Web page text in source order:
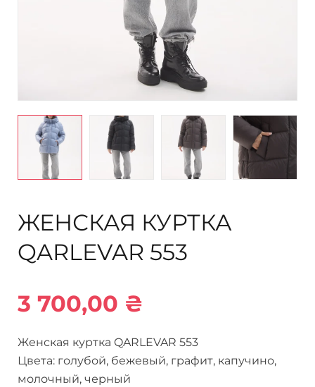
ЖЕНСКАЯ КУРТКА
QARLEVAR 553
3 700,00 ₴
Женская куртка QARLEVAR 553
Цвета: голубой, бежевый, графит, капучино,
молочный, черный